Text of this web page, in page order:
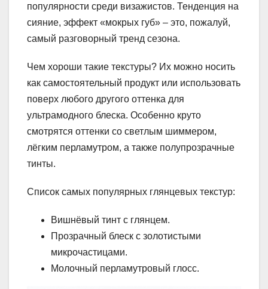
популярности среди визажистов. Тенденция на
сияние, эффект «мокрых губ» – это, пожалуй,
самый разговорный тренд сезона.
Чем хороши такие текстуры? Их можно носить
как самостоятельный продукт или использовать
поверх любого другого оттенка для
ультрамодного блеска. Особенно круто
смотрятся оттенки со светлым шиммером,
лёгким перламутром, а также полупрозрачные
тинты.
Список самых популярных глянцевых текстур:
Вишнёвый тинт с глянцем.
Прозрачный блеск с золотистыми
микрочастицами.
Молочный перламутровый глосс.